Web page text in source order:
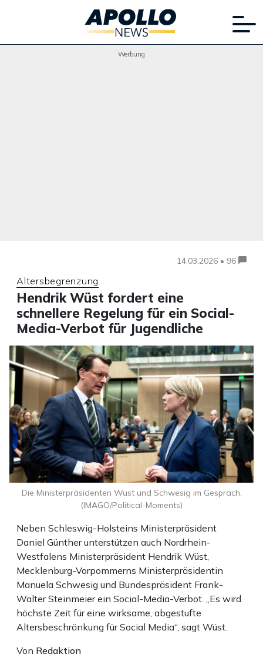
Werbung
14.03.2026 • 96
Altersbegrenzung
Hendrik Wüst fordert eine
schnellere Regelung für ein Social-
Media-Verbot für Jugendliche
Neben Schleswig-Holsteins Ministerpräsident
Daniel Günther unterstützen auch Nordrhein-
Westfalens Ministerpräsident Hendrik Wüst,
Mecklenburg-Vorpommerns Ministerpräsidentin
Manuela Schwesig und Bundespräsident Frank-
Walter Steinmeier ein Social-Media-Verbot. „Es wird
höchste Zeit für eine wirksame, abgestufte
Altersbeschränkung für Social Media“, sagt Wüst.
Von Redaktion
Die Ministerpräsidenten Wüst und Schwesig im Gespräch.
(IMAGO/Political-Moments)